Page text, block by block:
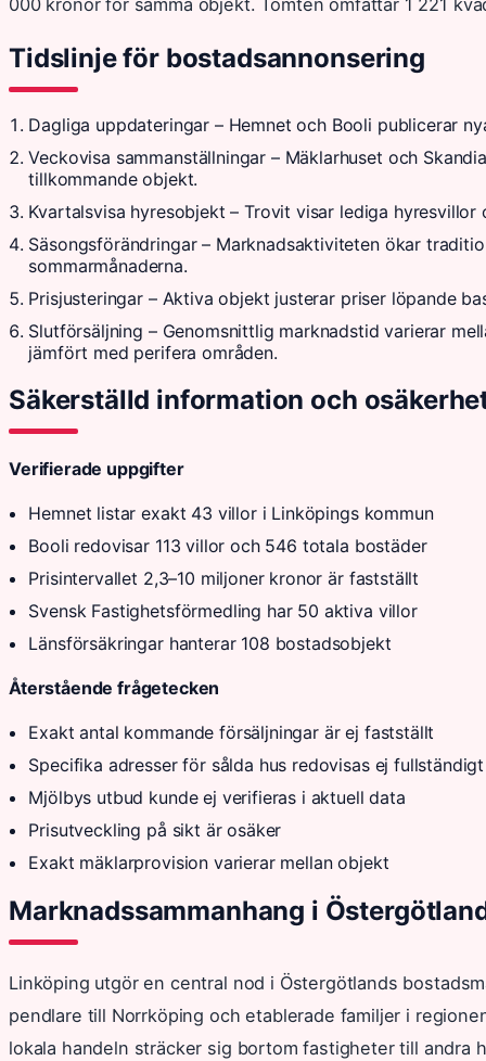
Tidslinje för bostadsannonsering
Dagliga uppdateringar – Hemnet och Booli publicerar
Veckovisa sammanställningar – Mäklarhuset och
tillkommande objekt.
Kvartalsvisa hyresobjekt – Trovit visar lediga
Säsongsförändringar– Marknadsaktiviteten ökar
sommarmånaderna.
Prisjusteringar – Aktiva objekt justerar priser löpande
Slutförsäljning – Genomsnittlig marknadstid varierar
jämfört med perifera områden.
Säkerställd information och
Verifierade uppgifter
Hemnet listar exakt 43 villor i Linköpings kommun
Booli redovisar 113 villor och 546 totala bostäder
Prisintervallet 2,3–10 miljoner kronor är fastställt
Svensk Fastighetsförmedling har 50 aktiva villor
Länsförsäkringar hanterar 108 bostadsobjekt
Återstående frågetecken
Exakt antal kommande försäljningar är ej fastställt
Specifika adresser för sålda hus redovisas ej fullständigt
Mjölbys utbud kunde ej verifieras i aktuell data
Prisutveckling på sikt är osäker
Exakt mäklarprovision varierar mellan objekt
Marknadssammanhang i
Linköping utgör en central nod i Östergötlands
pendlare till Norrköping och etablerade familjer i
lokala handeln sträcker sig bortom fastigheter till andra